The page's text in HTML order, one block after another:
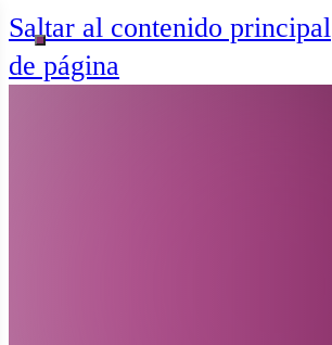
Saltar al contenido principal
de página